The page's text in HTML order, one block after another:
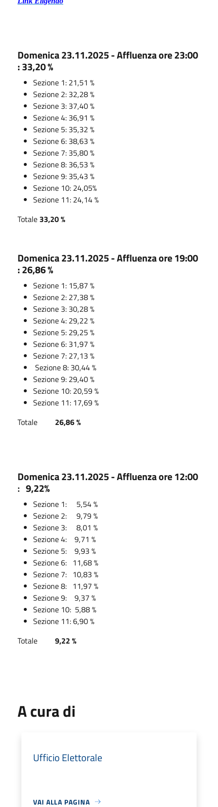
Domenica 23.11.2025 - Affluenza ore 23:00
: 33,20 %
Sezione 1: 21,51 %
Sezione 2: 32,28 %
Sezione 3: 37,40 %
Sezione 4: 36,91 %
Sezione 5: 35,32 %
Sezione 6: 38,63 %
Sezione 7: 35,80 %
Sezione 8: 36,53 %
Sezione 9: 35,43 %
Sezione 10: 24,05%
Sezione 11: 24,14 %
Totale 33,20 %
Domenica 23.11.2025 - Affluenza ore 19:00
: 26,86 %
Sezione 1: 15,87 %
Sezione 2: 27,38 %
Sezione 3: 30,28 %
Sezione 4: 29,22 %
Sezione 5: 29,25 %
Sezione 6: 31,97 %
Sezione 7: 27,13 %
Sezione 8: 30,44 %
Sezione 9: 29,40 %
Sezione 10: 20,59 %
Sezione 11: 17,69 %
Totale 26,86 %
Domenica 23.11.2025 - Affluenza ore 12:00
: 9,22%
Sezione 1: 5,54 %
Sezione 2: 9,79 %
Sezione 3: 8,01 %
Sezione 4: 9,71 %
Sezione 5: 9,93 %
Sezione 6: 11,68 %
Sezione 7: 10,83 %
Sezione 8: 11,97 %
Sezione 9: 9,37 %
Sezione 10: 5,88 %
Sezione 11: 6,90 %
Totale
9,22 %
A cura di
Ufficio Elettorale
VAI ALLA PAGINA